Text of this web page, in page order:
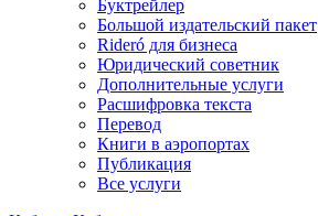
Буктрейлер
Большой издательский пакет
Rideró для бизнеса
Юридический советник
Дополнительные услуги
Расшифровка текста
Перевод
Книги в аэропортах
Публикация
Все услуги